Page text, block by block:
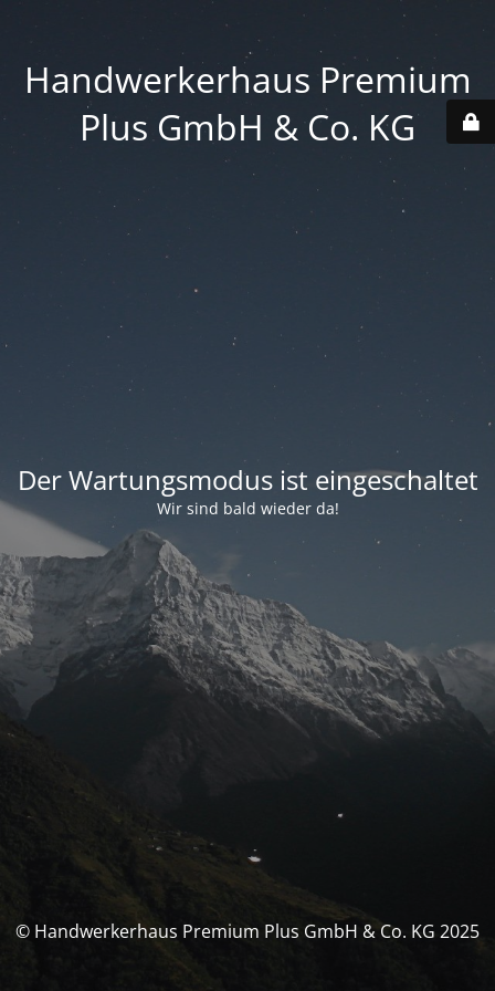
Handwerkerhaus Premium
Plus GmbH & Co. KG
Der Wartungsmodus ist eingeschaltet
Wir sind bald wieder da!
© Handwerkerhaus Premium Plus GmbH & Co. KG 2025